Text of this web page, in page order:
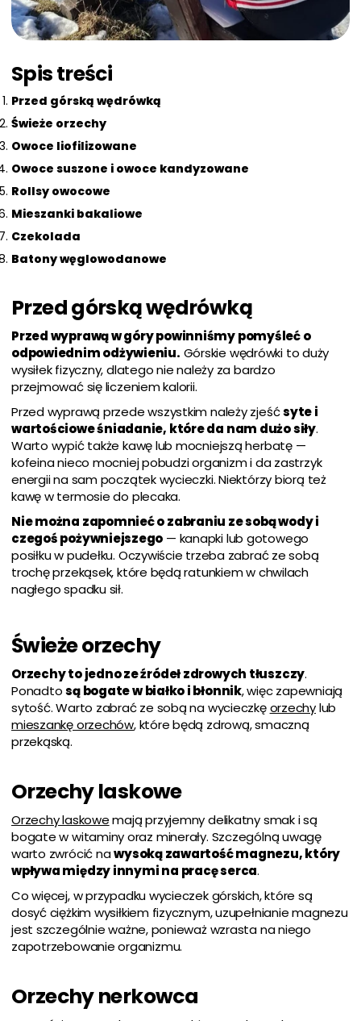
Spis treści
Przed górską wędrówką
Świeże orzechy
Owoce liofilizowane
Owoce suszone i owoce kandyzowane
Rollsy owocowe
Mieszanki bakaliowe
Czekolada
Batony węglowodanowe
Przed górską wędrówką
Przed wyprawą w góry powinniśmy pomyśleć o
odpowiednim odżywieniu. Górskie wędrówki to duży
wysiłek fizyczny, dlatego nie należy za bardzo
przejmować się liczeniem kalorii.
Przed wyprawą przede wszystkim należy zjeśćsyte i
wartościowe śniadanie, które da nam dużo siły.
Warto wypić także kawę lub mocniejszą herbatę —
kofeina nieco mocniej pobudzi organizm i da zastrzyk
energii na sam początek wycieczki. Niektórzy biorą też
kawę w termosie do plecaka.
Nie można zapomnieć o zabraniu ze sobą wody i
czegoś pożywniejszego — kanapki lub gotowego
posiłku w pudełku. Oczywiście trzeba zabrać ze sobą
trochę przekąsek, które będą ratunkiem w chwilach
nagłego spadku sił.
Świeże orzechy
Orzechy to jedno ze źródeł zdrowych tłuszczy.
Ponadtosą bogate w białko i błonnik, więc zapewniają
sytość. Warto zabrać ze sobą na wycieczkęorzechylub
mieszankę orzechów, które będą zdrową, smaczną
przekąską.
Orzechy laskowe
Orzechy laskowemają przyjemny delikatny smak i są
bogate w witaminy oraz minerały. Szczególną uwagę
warto zwrócić nawysoką zawartość magnezu, który
wpływa między innymi na pracę serca.
Co więcej, w przypadku wycieczek górskich, które są
dosyć ciężkim wysiłkiem fizycznym, uzupełnianie magnezu
jest szczególnie ważne, ponieważ wzrasta na niego
zapotrzebowanie organizmu.
Orzechy nerkowca